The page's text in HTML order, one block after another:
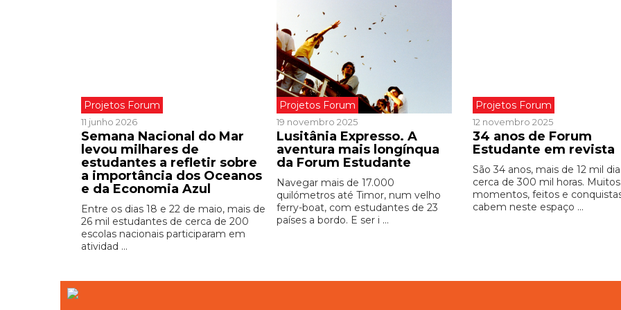
Projetos Forum
11 junho 2026
Semana Nacional do Mar
levou milhares de
estudantes a refletir sobre
a importância dos Oceanos
e da Economia Azul
Entre os dias 18 e 22 de maio, mais de
26 mil estudantes de cerca de 200
escolas nacionais participaram em
atividad ...
Projetos Forum
19 novembro 2025
Lusitânia Expresso. A
aventura mais longínqua
da Forum Estudante
Navegar mais de 17.000
quilómetros até Timor, num velho
ferry-boat, com estudantes de 23
países a bordo. E ser i ...
Projetos Forum
12 novembro 2025
34 anos de Forum
Estudante em revista
São 34 anos, mais de 12 mil
cerca de 300 mil horas. Muitos
momentos, feitos e
cabem neste espaço ...